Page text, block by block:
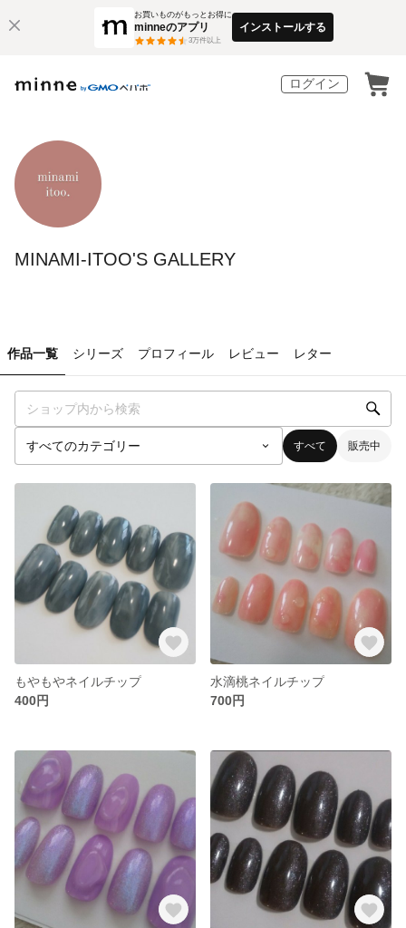
お買いものがもっとお得に
minneのアプリ
3万件以上
インストールする
ログイン
MINAMI-ITOO'S GALLERY
作品一覧 シリーズ プロフィール レビュー レター
すべて 販売中
もやもやネイルチップ
400円
水滴桃ネイルチップ
700円